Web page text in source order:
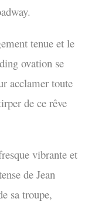
tenue et le
ovation se
acclamer toute
de ce rêve
vibrante et
de Jean
sa troupe,